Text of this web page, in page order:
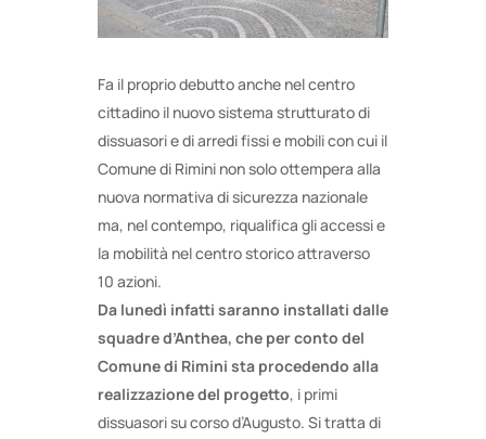
Fa il proprio debutto anche nel centro
cittadino il nuovo sistema strutturato di
dissuasori e di arredi fissi e mobili con cui il
Comune di Rimini non solo ottempera alla
nuova normativa di sicurezza nazionale
ma, nel contempo, riqualifica gli accessi e
la mobilità nel centro storico attraverso
10 azioni.
Da lunedì infatti saranno installati dalle
squadre d’Anthea, che per conto del
Comune di Rimini sta procedendo alla
realizzazione del progetto, i primi
dissuasori su corso d’Augusto. Si tratta di